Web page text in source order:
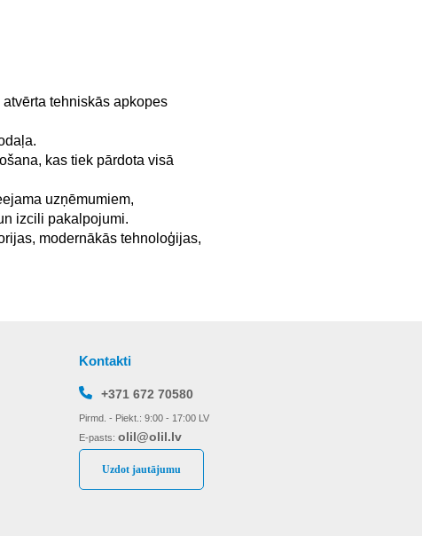
tehniskās apkopes
kas tiek pārdota visā
uzņēmumiem,
izcili pakalpojumi.
modernākās tehnoloģijas,
Kontakti
+371 672 70580
Pirmd. - Piekt.: 9:00 - 17:00 LV
E-pasts: olil@olil.lv
Uzdot jautājumu